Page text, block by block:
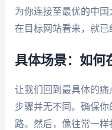
为你连接至最优的中
在目标网站看来，就已
具体场景：如何
让我们回到最具体的痛
步骤并无不同。确保
路。然后，像往常一样